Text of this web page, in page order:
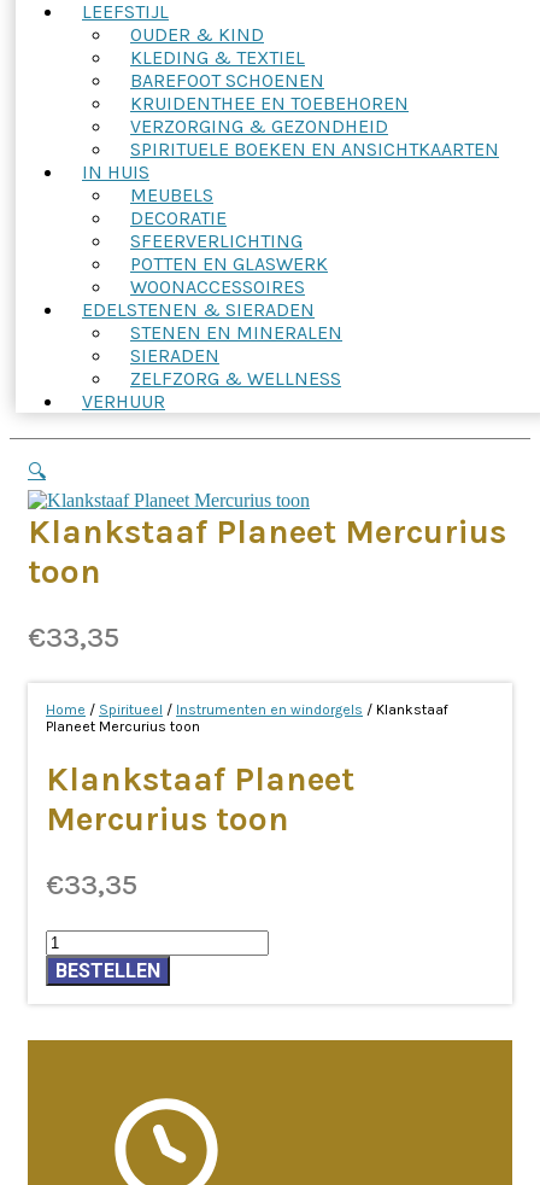
LEEFSTIJL
OUDER & KIND
KLEDING & TEXTIEL
BAREFOOT SCHOENEN
KRUIDENTHEE EN TOEBEHOREN
VERZORGING & GEZONDHEID
SPIRITUELE BOEKEN EN ANSICHTKAARTEN
IN HUIS
MEUBELS
DECORATIE
SFEERVERLICHTING
POTTEN EN GLASWERK
WOONACCESSOIRES
EDELSTENEN & SIERADEN
STENEN EN MINERALEN
SIERADEN
ZELFZORG & WELLNESS
VERHUUR
🔍
Klankstaaf Planeet Mercurius
toon
€33,35
Home / Spiritueel / Instrumenten en windorgels / Klankstaaf
Planeet Mercurius toon
Klankstaaf Planeet
Mercurius toon
€33,35
Klankstaaf
Planeet
Mercurius
toon
BESTELLEN